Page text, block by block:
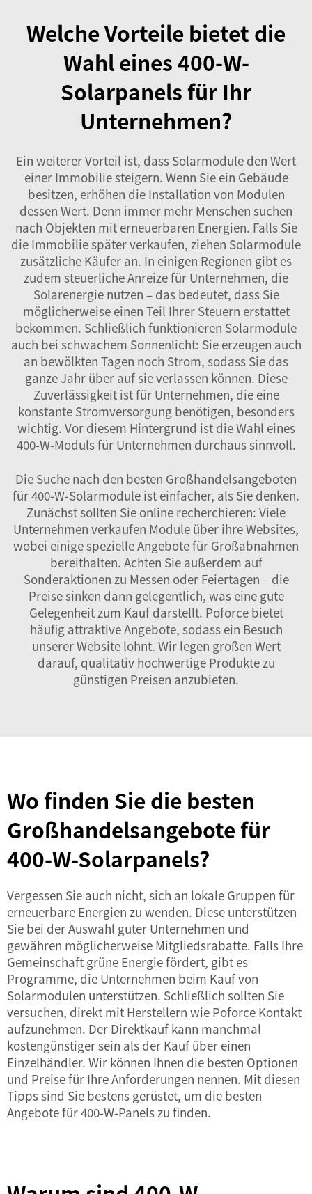
Welche Vorteile bietet die
Wahl eines 400-W-
Solarpanels für Ihr
Unternehmen?
Ein weiterer Vorteil ist, dass Solarmodule den Wert
einer Immobilie steigern. Wenn Sie ein Gebäude
besitzen, erhöhen die Installation von Modulen
dessen Wert. Denn immer mehr Menschen suchen
nach Objekten mit erneuerbaren Energien. Falls Sie
die Immobilie später verkaufen, ziehen Solarmodule
zusätzliche Käufer an. In einigen Regionen gibt es
zudem steuerliche Anreize für Unternehmen, die
Solarenergie nutzen – das bedeutet, dass Sie
möglicherweise einen Teil Ihrer Steuern erstattet
bekommen. Schließlich funktionieren Solarmodule
auch bei schwachem Sonnenlicht: Sie erzeugen auch
an bewölkten Tagen noch Strom, sodass Sie das
ganze Jahr über auf sie verlassen können. Diese
Zuverlässigkeit ist für Unternehmen, die eine
konstante Stromversorgung benötigen, besonders
wichtig. Vor diesem Hintergrund ist die Wahl eines
400-W-Moduls für Unternehmen durchaus sinnvoll.
Die Suche nach den besten Großhandelsangeboten
für400-W-Solarmodule ist einfacher, als Sie denken.
Zunächst sollten Sie online recherchieren: Viele
Unternehmen verkaufen Module über ihre Websites,
wobei einige spezielle Angebote für Großabnahmen
bereithalten. Achten Sie außerdem auf
Sonderaktionen zu Messen oder Feiertagen – die
Preise sinken dann gelegentlich, was eine gute
Gelegenheit zum Kauf darstellt. Poforce bietet
häufig attraktive Angebote, sodass ein Besuch
unserer Website lohnt. Wir legen großen Wert
darauf, qualitativ hochwertige Produkte zu
günstigen Preisen anzubieten.
Wo finden Sie die besten
Großhandelsangebote für
400-W-Solarpanels?
Vergessen Sie auch nicht, sich an lokale Gruppen für
erneuerbare Energien zu wenden. Diese unterstützen
Sie bei der Auswahl guter Unternehmen und
gewähren möglicherweise Mitgliedsrabatte. Falls Ihre
Gemeinschaft grüne Energie fördert, gibt es
Programme, die Unternehmen beim Kauf von
Solarmodulen unterstützen. Schließlich sollten Sie
versuchen, direkt mit Herstellern wie Poforce Kontakt
aufzunehmen. Der Direktkauf kann manchmal
kostengünstiger sein als der Kauf über einen
Einzelhändler. Wir können Ihnen die besten Optionen
und Preise für Ihre Anforderungen nennen. Mit diesen
Tipps sind Sie bestens gerüstet, um die besten
Angebote für 400-W-Panels zu finden.